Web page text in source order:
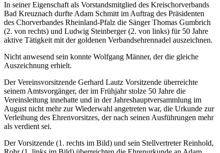
In seiner Eigenschaft als Vorstandsmitglied des Kreischorverbands
Bad Kreuznach durfte Adam Schmitt im Auftrag des Präsidenten
des Chorverbandes Rheinland-Pfalz die Sänger Thomas Gumbrich
(2. von rechts) und Ludwig Steinberger (2. von links) für 50 Jahre
aktive Tätigkeit mit der goldenen Verbandsehrennadel auszeichnen.
Nicht anwesend sein konnte Wolfgang Männer, der die gleiche
Auszeichnung erhielt.
Der Vereinsvorsitzende Gerhard Lautz Vorsitzende überreichte
seinem Amtsvorgänger, der im Frühjahr stolze 50 Jahre die
Vereinsleitung innehatte und in der Jahreshauptversammlung im
August nicht mehr zur Wiederwahl angetreten war, die Urkunde zur
Verleihung des Ehrenvorsitzes, der nach seinen Ausführungen mehr
als verdient sei.
Der Vorsitzende (1. rechts im Bild) und sein Stellvertreter Reinhold,